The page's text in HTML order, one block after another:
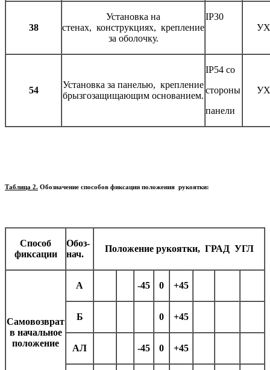
38
Установка на
стенах, конструкциях, крепление
за оболочку.
IP30
54
Установка за панелью, крепление
брызгозащищающим основанием.
IP54 со
стороны
панели
Таблица 2. Обозначение способов фиксации положения рукоятки:
Способ
фиксации
Обоз-
нач.
Положение рукоятки, ГРАД УГЛ
Самовозврат
в начальное
положение
А -45 0 +45
Б 0 +45
АЛ -45 0 +45